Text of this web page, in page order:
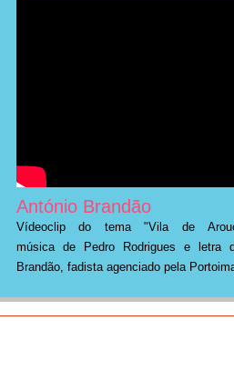
António Brandão
Vídeoclip do tema "Vila de
música de Pedro Rodrigues e letra
Brandão, fadista agenciado pela